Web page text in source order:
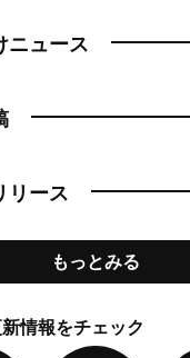
ニュース
リース
もっとみる
情報をチェック